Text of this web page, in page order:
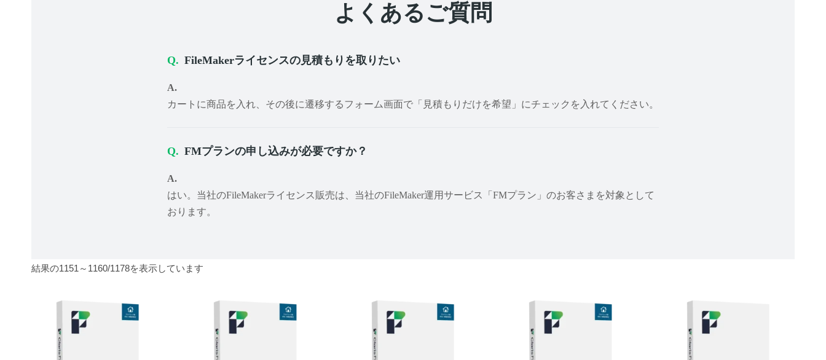
よくあるご質問
FileMakerライセンスの見積もりを取りたい
カートに商品を入れ、その後に遷移するフォーム画面で「見積もりだけを希望」にチェックを入れてください。
FMプランの申し込みが必要ですか？
はい。当社のFileMakerライセンス販売は、当社のFileMaker運用サービス「FMプラン」のお客さまを対象として
おります。
結果の1151～1160/1178を表示しています